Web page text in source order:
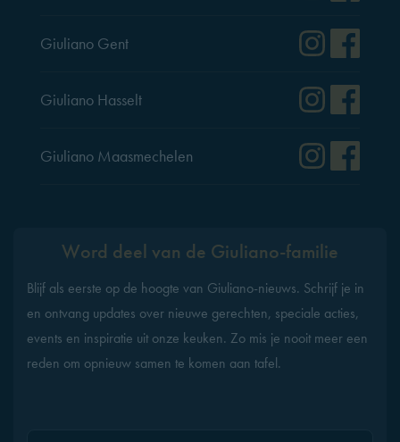
Giuliano Gent
Giuliano Hasselt
Giuliano Maasmechelen
Word deel van de Giuliano-familie
Blijf als eerste op de hoogte van Giuliano-nieuws. Schrijf je in
en ontvang updates over nieuwe gerechten, speciale acties,
events en inspiratie uit onze keuken. Zo mis je nooit meer een
reden om opnieuw samen te komen aan tafel.